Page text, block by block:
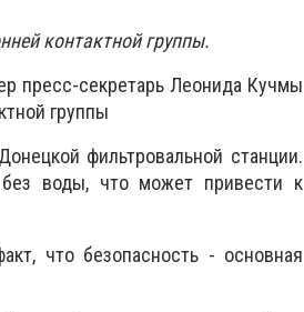
контактной группы.
пресс-секретарь Леонида Кучмы
группы
фильтровальной станции.
без воды, что может привести к
что безопасность - основная